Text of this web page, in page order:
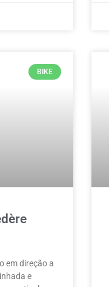
BIKE
em direção a
e